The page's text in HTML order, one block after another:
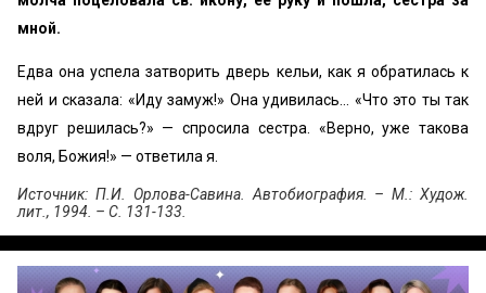
мной.
Едва она успела затворить дверь кельи, как я обратилась к
ней и сказала: «Иду замуж!» Она удивилась... «Что это ты так
вдруг решилась?» — спросила сестра. «Верно, уже такова
воля, Божия!» — ответила я.
Источник: П.И. Орлова-Савина. Автобиография. – М.: Худож.
лит., 1994. – С. 131-133.